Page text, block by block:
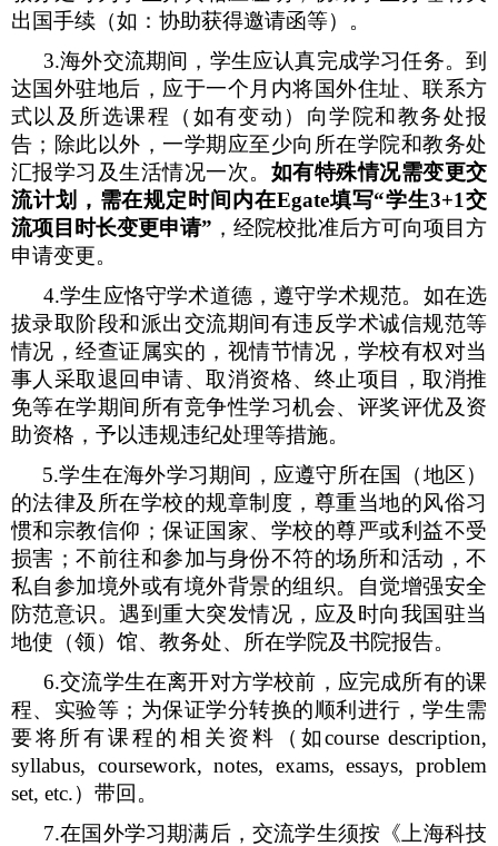
出国手续（如：协助获得邀请函等）。
3.海外交流期间，学生应认真完成学习任务。到
达国外驻地后，应于一个月内将国外住址、联系方
式以及所选课程（如有变动）向学院和教务处报
告；除此以外，一学期应至少向所在学院和教务处
汇报学习及生活情况一次。 如有特殊情况需变更交
流计划，需在规定时间内在Egate填写“学生3+1交
流项目时长变更申请” ，经院校批准后方可向项目方
申请变更。
4.学生应恪守学术道德，遵守学术规范。如在选
拔录取阶段和派出交流期间有违反学术诚信规范等
情况，经查证属实的，视情节情况，学校有权对当
事人采取退回申请、取消资格、终止项目，取消推
免等在学期间所有竞争性学习机会、评奖评优及资
助资格，予以违规违纪处理等措施。
5.学生在海外学习期间，应遵守所在国（地区）
的法律及所在学校的规章制度，尊重当地的风俗习
惯和宗教信仰；保证国家、学校的尊严或利益不受
损害；不前往和参加与身份不符的场所和活动，不
私自参加境外或有境外背景的组织。自觉增强安全
防范意识。遇到重大突发情况，应及时向我国驻当
地使（领）馆、教务处、所在学院及书院报告。
6.交流学生在离开对方学校前，应完成所有的课
程、实验等；为保证学分转换的顺利进行，学生需
要将所有课程的相关资料（如course description,
syllabus, coursework, notes, exams, essays, problem
set, etc.）带回。
7.在国外学习期满后，交流学生须按《上海科技